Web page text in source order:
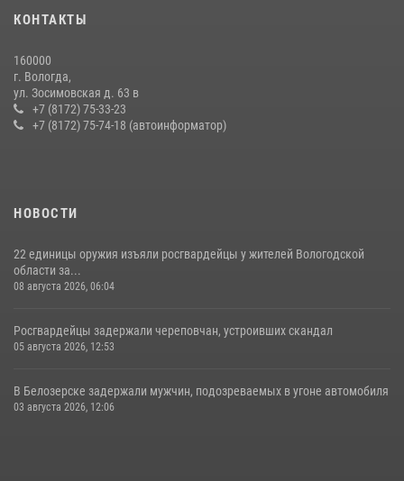
Росгвардии в Вологодской области
26 единиц оружия сдали росгвардейцам добровольно жители
Вологодской области за минувшую неделю
11 июля 2026, 05:49
КОНТАКТЫ
160000
г. Вологда,
ул. Зосимовская д. 63 в
+7 (8172) 75-33-23
+7 (8172) 75-74-18 (автоинформатор)
НОВОСТИ
22 единицы оружия изъяли росгвардейцы у жителей Вологодской
области за...
08 августа 2026, 06:04
Росгвардейцы задержали череповчан, устроивших скандал
05 августа 2026, 12:53
В Белозерске задержали мужчин, подозреваемых в угоне автомобиля
03 августа 2026, 12:06